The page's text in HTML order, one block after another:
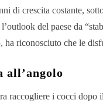
di crescita costante,
del paese da
riconosciuto che le
all’angolo
raccogliere i cocci dopo